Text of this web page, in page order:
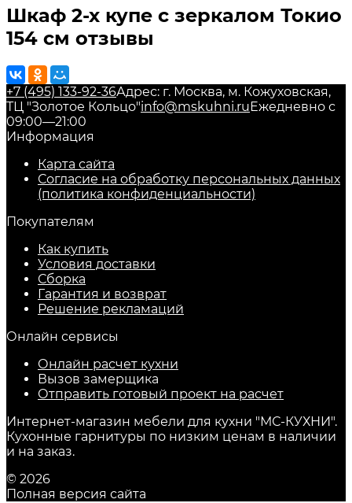
Шкаф 2-х купе с зеркалом Токио
154 см отзывы
+7 (495) 133-92-36Адрес: г. Москва, м. Кожуховская,
ТЦ "Золотое Кольцо"info@mskuhni.ru Ежедневно с
09:00—21:00
Информация
Карта сайта
Согласие на обработку персональных данных
(политика конфиденциальности)
Покупателям
Как купить
Условия доставки
Сборка
Гарантия и возврат
Решение рекламаций
Онлайн сервисы
Онлайн расчет кухни
Вызов замерщика
Отправить готовый проект на расчет
Интернет-магазин мебели для кухни "МС-КУХНИ".
Кухонные гарнитуры по низким ценам в наличии
и на заказ.
© 2026
Полная версия сайта